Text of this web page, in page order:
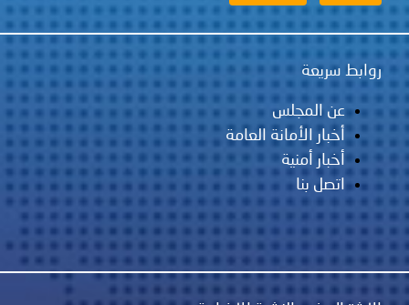
روابط سريعة
عن المجلس
أخبار الأمانة العامة
أخبار أمنية
اتصل بنا